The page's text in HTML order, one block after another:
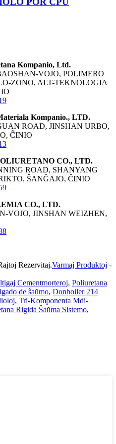
Kompanio, Ltd.
VOJO, POLIMERO
ZONO, ALT-TEKNOLOGIA
Kompanio., LTD.
ROAD, JINSHAN URBO,
ĈINIO
CO., LTD.
ROAD, SHANYANG
ŜANĜAJO, ĈINIO
CO., LTD.
VOJO, JINSHAN WEIZHEN,
Rezervitaj.Varmaj Produktoj -
Cementmorteroj, Poliuretana
de ŝaŭmo, Donboiler 214
, Tri-Komponenta Mdi-
Rigida Ŝaŭma Sistemo,